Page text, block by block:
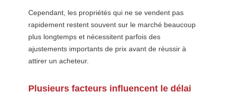
Cependant, les propriétés qui ne se vendent pas
rapidement restent souvent sur le marché beaucoup
plus longtemps et nécessitent parfois des
ajustements importants de prix avant de réussir à
attirer un acheteur.
Plusieurs facteurs influencent le délai